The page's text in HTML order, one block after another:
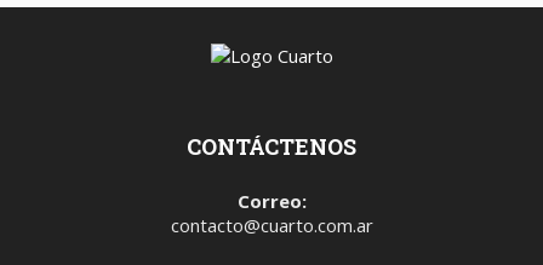
CONTÁCTENOS
Correo:
contacto@cuarto.com.ar